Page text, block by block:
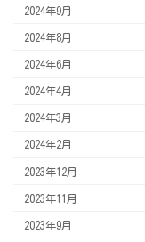
2024年9月
2024年8月
2024年6月
2024年4月
2024年3月
2024年2月
2023年12月
2023年11月
2023年9月